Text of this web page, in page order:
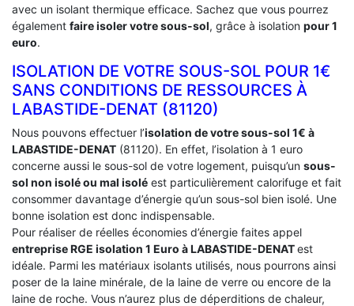
avec un isolant thermique efficace. Sachez que vous pourrez
également faire isoler votre sous-sol, grâce à isolation pour 1
euro.
ISOLATION DE VOTRE SOUS-SOL POUR 1€
SANS CONDITIONS DE RESSOURCES À
‎LABASTIDE-DENAT (81120)
Nous pouvons effectuer l’isolation de votre sous-sol 1€ à
LABASTIDE-DENAT (81120). En effet, l’isolation à 1 euro
concerne aussi le sous-sol de votre logement, puisqu’un sous-
sol non isolé ou mal isolé est particulièrement calorifuge et fait
consommer davantage d’énergie qu’un sous-sol bien isolé. Une
bonne isolation est donc indispensable.
Pour réaliser de réelles économies d’énergie faites appel
entreprise RGE isolation 1 Euro à LABASTIDE-DENATest
idéale. Parmi les matériaux isolants utilisés, nous pourrons ainsi
poser de la laine minérale, de la laine de verre ou encore de la
laine de roche. Vous n’aurez plus de déperditions de chaleur,